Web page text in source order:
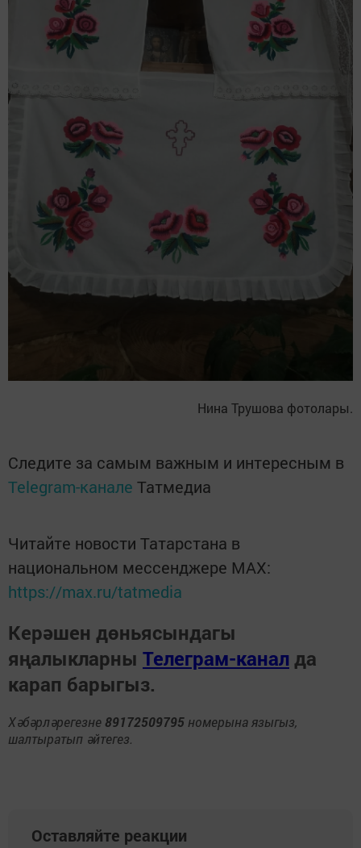
Нина Трушова фотолары.
Следите за самым важным и интересным в
Telegram-канале Татмедиа
Читайте новости Татарстана в
национальном мессенджере MАХ:
https://max.ru/tatmedia
Керәшен дөньясындагы
яңалыкларны Телеграм-канал да
карап барыгыз.
Хәбәрләрегезне 89172509795 номерына языгыз,
шалтыратып әйтегез.
Оставляйте реакции